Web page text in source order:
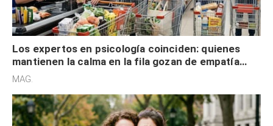
Los expertos en psicología coinciden: quienes
mantienen la calma en la fila gozan de empatía
cognitiva, gratitud y no solo tienen autocontrol
MAG.